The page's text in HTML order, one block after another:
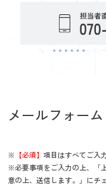
メールフォーム
※ 【必須】 項目はすべてご入
※必要事項をご入力の上、「
意の上、送信します。」にチ